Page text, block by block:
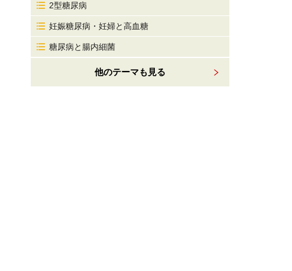
2型糖尿病
妊娠糖尿病・妊婦と高血糖
糖尿病と腸内細菌
他のテーマも見る